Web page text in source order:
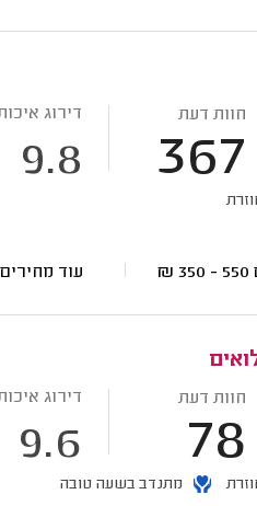
חוות דעת
367
דירוג
9.8
550 - 350
₪ עוד מחירים
חוות דעת
78
דירוג
9.6
מתנדב בשעה טובה